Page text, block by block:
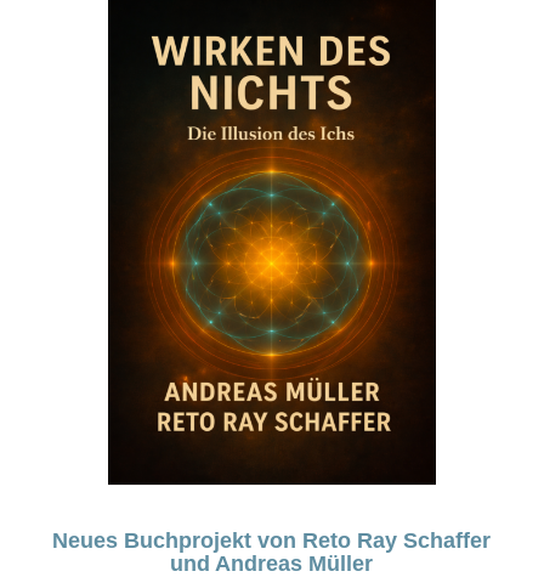
Neues Buchprojekt von Reto Ray Schaffer
und Andreas Müller